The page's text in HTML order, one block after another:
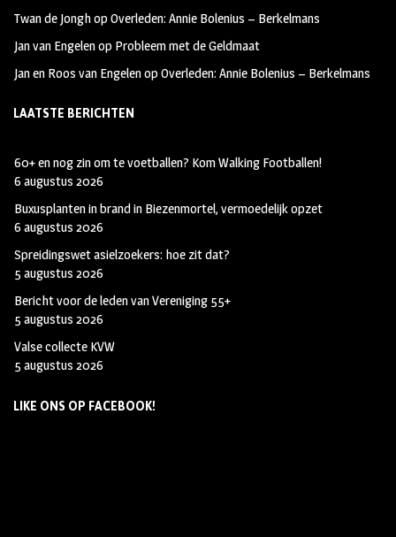
Twan de JonghopOverleden: Annie Bolenius – Berkelmans
Jan van Engelenop Probleem met de Geldmaat
Jan en Roos van EngelenopOverleden: Annie Bolenius – Berkelmans
LAATSTE BERICHTEN
60+ en nog zin om te voetballen? Kom Walking Footballen!
6 augustus 2026
Buxusplanten in brand in Biezenmortel, vermoedelijk opzet
6 augustus 2026
Spreidingswet asielzoekers: hoe zit dat?
5 augustus 2026
Bericht voor de leden van Vereniging 55+
5 augustus 2026
Valse collecte KVW
5 augustus 2026
LIKE ONS OP FACEBOOK!